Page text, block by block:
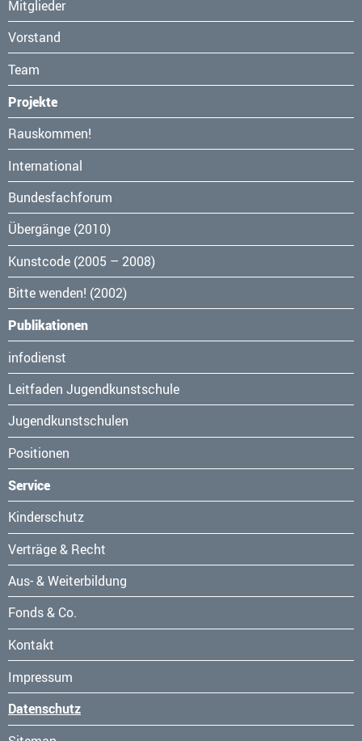
Mitglieder
Vorstand
Team
Projekte
Navigation
überspringen
Rauskommen!
International
Bundesfachforum
Übergänge (2010)
Kunstcode (2005 – 2008)
Bitte wenden! (2002)
Publikationen
Navigation
überspringen
infodienst
Leitfaden Jugendkunstschule
Jugendkunstschulen
Positionen
Service
Navigation
überspringen
Kinderschutz
Verträge & Recht
Aus- & Weiterbildung
Fonds & Co.
Kontakt
Navigation
überspringen
Impressum
Datenschutz